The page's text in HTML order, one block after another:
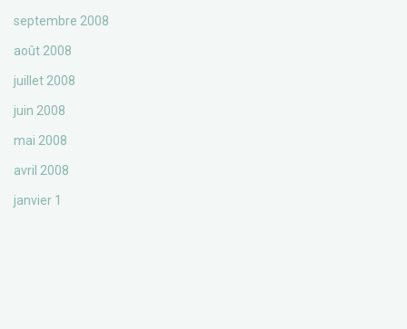
septembre 2008
août 2008
juillet 2008
juin 2008
mai 2008
avril 2008
janvier 1